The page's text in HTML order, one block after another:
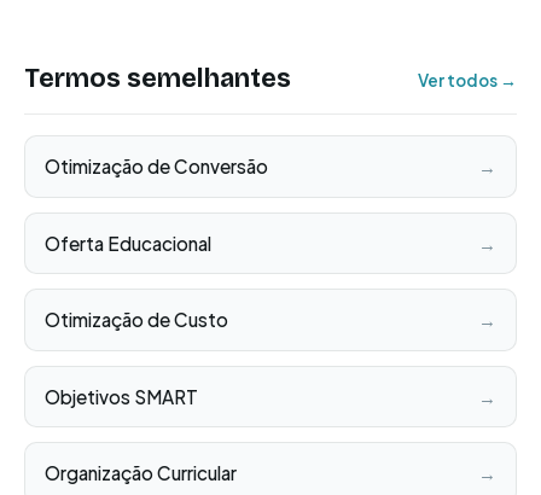
Termos semelhantes Ver todos →
Otimização de Conversão →
Oferta Educacional →
Otimização de Custo →
Objetivos SMART →
Organização Curricular →